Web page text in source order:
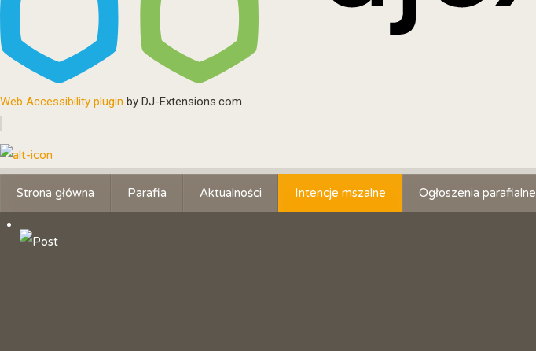
Web Accessibility plugin by DJ-Extensions.com
Strona główna Parafia Aktualności Intencje mszalne Ogłoszenia parafialne